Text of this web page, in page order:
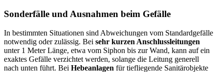
Sonderfälle und Ausnahmen beim Gefälle
In bestimmten Situationen sind Abweichungen vom Standardgefälle
notwendig oder zulässig. Bei sehr kurzen Anschlussleitungen
unter 1 Meter Länge, etwa vom Siphon bis zur Wand, kann auf ein
exaktes Gefälle verzichtet werden, solange die Leitung generell
nach unten führt. Bei Hebeanlagen für tiefliegende Sanitärobjekte